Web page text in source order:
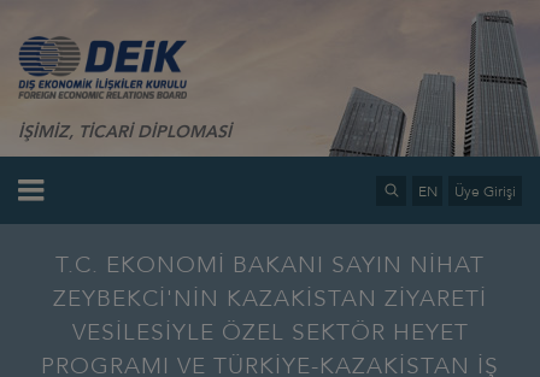
İŞİMİZ, TİCARİ DİPLOMASİ
EN Üye Girişi
T.C. EKONOMİ BAKANI SAYIN NİHAT
ZEYBEKCİ'NİN KAZAKİSTAN ZİYARETİ
VESİLESİYLE ÖZEL SEKTÖR HEYET
PROGRAMI VE TÜRKİYE-KAZAKİSTAN İŞ